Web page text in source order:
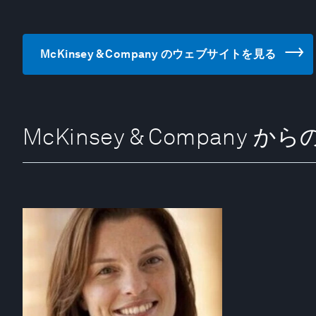
McKinsey & Company のウェブサイトを見る
McKinsey & Company から